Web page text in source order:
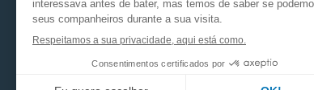
Política de privacidade